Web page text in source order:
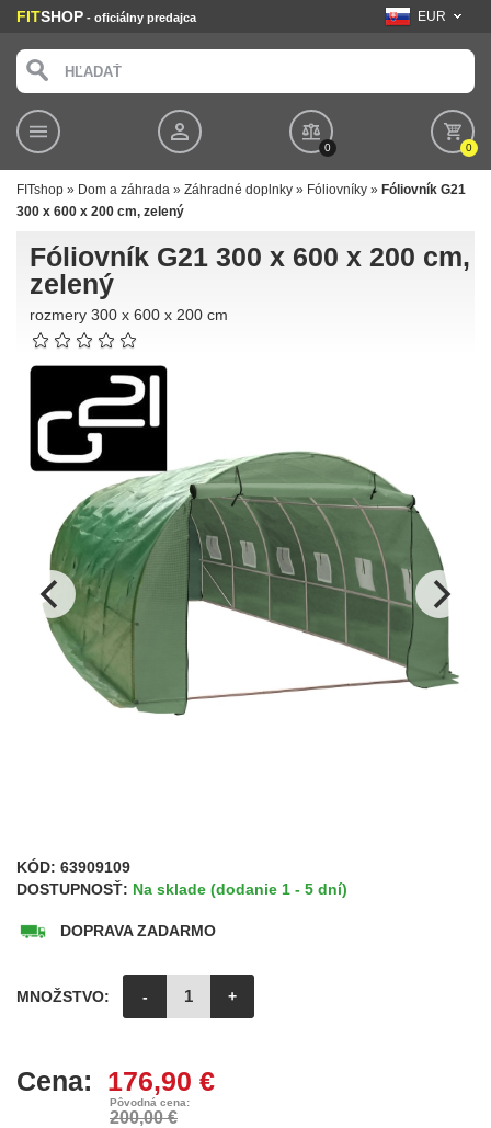
FITSHOP - oficiálny predajca EUR
0 0
FITshop » Dom a záhrada » Záhradné doplnky » Fóliovníky » Fóliovník G21
300 x 600 x 200 cm, zelený
Fóliovník G21 300 x 600 x 200 cm,
zelený
rozmery 300 x 600 x 200 cm
KÓD: 63909109
DOSTUPNOSŤ: Na sklade (dodanie 1 - 5 dní)
DOPRAVA ZADARMO
MNOŽSTVO: - +
Cena: 176,90 €
Pôvodná cena:
200,00 €